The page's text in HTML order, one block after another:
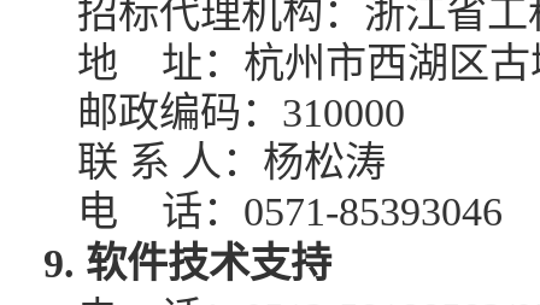
招标代理机构：浙江省
地
址：杭州市西湖区
邮政编码： 310000
联 系 人：杨松涛
电
话： 0571-85393046
9. 软件技术支持